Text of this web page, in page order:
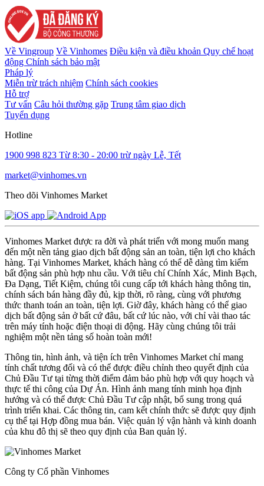
Về Vingroup Về Vinhomes Điều kiện và điều khoản Quy chế hoạt
động Chính sách bảo mật
Pháp lý
Miễn trừ trách nhiệm Chính sách cookies
Hỗ trợ
Tư vấn Câu hỏi thường gặp Trung tâm giao dịch
Tuyển dụng
Hotline
1900 998 823 Từ 8:30 - 20:00 trừ ngày Lễ, Tết
market@vinhomes.vn
Theo dõi Vinhomes Market
Vinhomes Market được ra đời và phát triển với mong muốn mang
đến một nền tảng giao dịch bất động sản an toàn, tiện lợi cho khách
hàng. Tại Vinhomes Market, khách hàng có thể dễ dàng tìm kiếm
bất động sản phù hợp nhu cầu. Với tiêu chí Chính Xác, Minh Bạch,
Đa Dạng, Tiết Kiệm, chúng tôi cung cấp tới khách hàng thông tin,
chính sách bán hàng đầy đủ, kịp thời, rõ ràng, cùng với phương
thức thanh toán an toàn, tiện lợi. Giờ đây, khách hàng có thể giao
dịch bất động sản ở bất cứ đâu, bất cứ lúc nào, với chỉ vài thao tác
trên máy tính hoặc điện thoại di động. Hãy cùng chúng tôi trải
nghiệm một nền tảng số hoàn toàn mới!
Thông tin, hình ảnh, và tiện ích trên Vinhomes Market chỉ mang
tính chất tương đối và có thể được điều chỉnh theo quyết định của
Chủ Đầu Tư tại từng thời điểm đảm bảo phù hợp với quy hoạch và
thực tế thi công của Dự Án. Hình ảnh mang tính minh họa định
hướng và có thể được Chủ Đầu Tư cập nhật, bổ sung trong quá
trình triển khai. Các thông tin, cam kết chính thức sẽ được quy định
cụ thể tại Hợp đồng mua bán. Việc quản lý vận hành và kinh doanh
của khu đô thị sẽ theo quy định của Ban quản lý.
Công ty Cổ phần Vinhomes